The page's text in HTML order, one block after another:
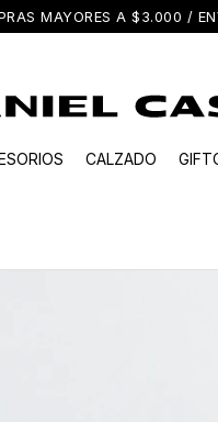
MAYORES A $3.000 /
CALZADO